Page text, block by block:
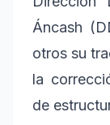
Áncash
otros su
la
de